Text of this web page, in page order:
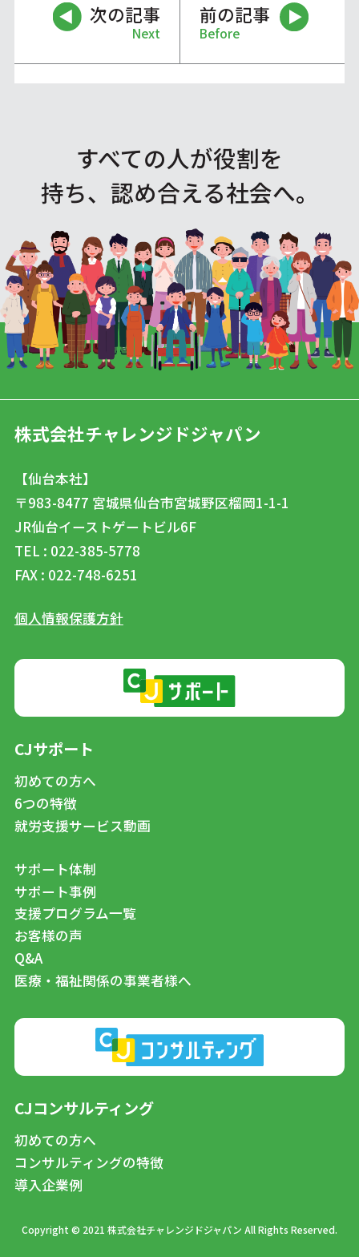
次の記事
Next
前の記事
Before
すべての人が役割を
持ち、認め合える社会へ。
株式会社チャレンジドジャパン
【仙台本社】
〒983-8477 宮城県仙台市宮城野区榴岡1-1-1
JR仙台イーストゲートビル6F
TEL : 022-385-5778
FAX : 022-748-6251
個人情報保護方針
CJサポート
初めての方へ
6つの特徴
就労支援サービス動画
サポート体制
サポート事例
支援プログラム一覧
お客様の声
Q&A
医療・福祉関係の事業者様へ
CJコンサルティング
初めての方へ
コンサルティングの特徴
導入企業例
Copyright © 2021 株式会社チャレンジドジャパン All Rights Reserved.